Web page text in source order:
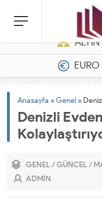
Dizel
ALTIN
EURO
Anasayfa »Genel »
Denizli
GENEL/GÜNCEL/
ADMIN